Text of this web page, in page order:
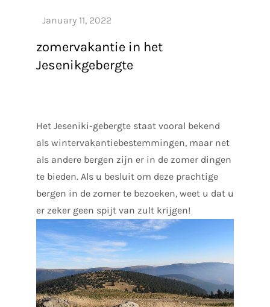
zomervakantie in het
Jesenikgebergte
Het Jeseniki-gebergte staat vooral bekend
als wintervakantiebestemmingen, maar net
als andere bergen zijn er in de zomer dingen
te bieden. Als u besluit om deze prachtige
bergen in de zomer te bezoeken, weet u dat u
er zeker geen spijt van zult krijgen!